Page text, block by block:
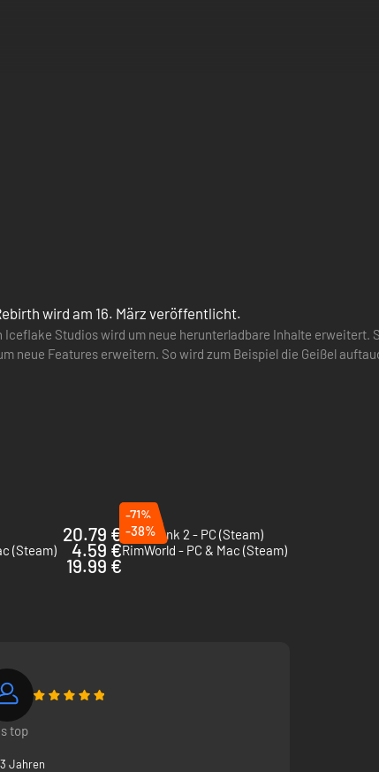
wird am 16. März veröffentlicht.
Studios wird um neue herunterladbare Inhalte erweitert.
neue Features erweitern. So wird zum Beispiel die Geißel
20.79 €
-71%
Frostpunk 2 - PC (Steam)
(Steam)
4.59 €
-38%
RimWorld - PC & Mac (Steam)
19.99 €
top
Jahren